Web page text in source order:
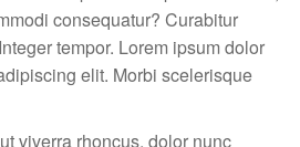
consequatur? Curabitur
tempor. Lorem ipsum dolor
elit. Morbi scelerisque
viverra rhoncus, dolor nunc